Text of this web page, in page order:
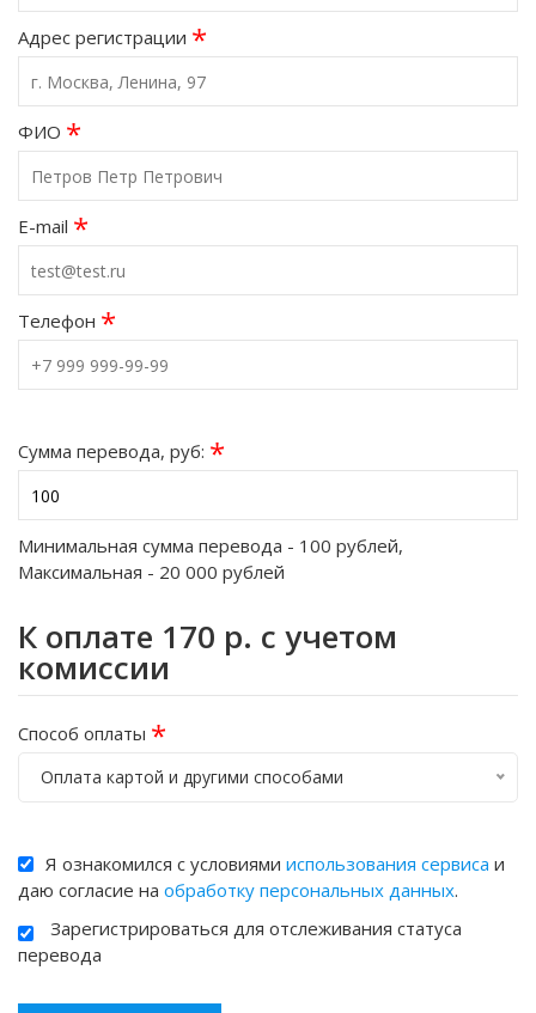
Адрес регистрации *
ФИО *
E-mail *
Телефон *
Сумма перевода, руб: *
Минимальная сумма перевода - 100 рублей,
Максимальная - 20 000 рублей
К оплате 170 р. с учетом
комиссии
Способ оплаты *
Оплата картой и другими способами
Я ознакомился с условиями использования сервиса и
даю согласие на обработку персональных данных.
Зарегистрироваться для отслеживания статуса
перевода